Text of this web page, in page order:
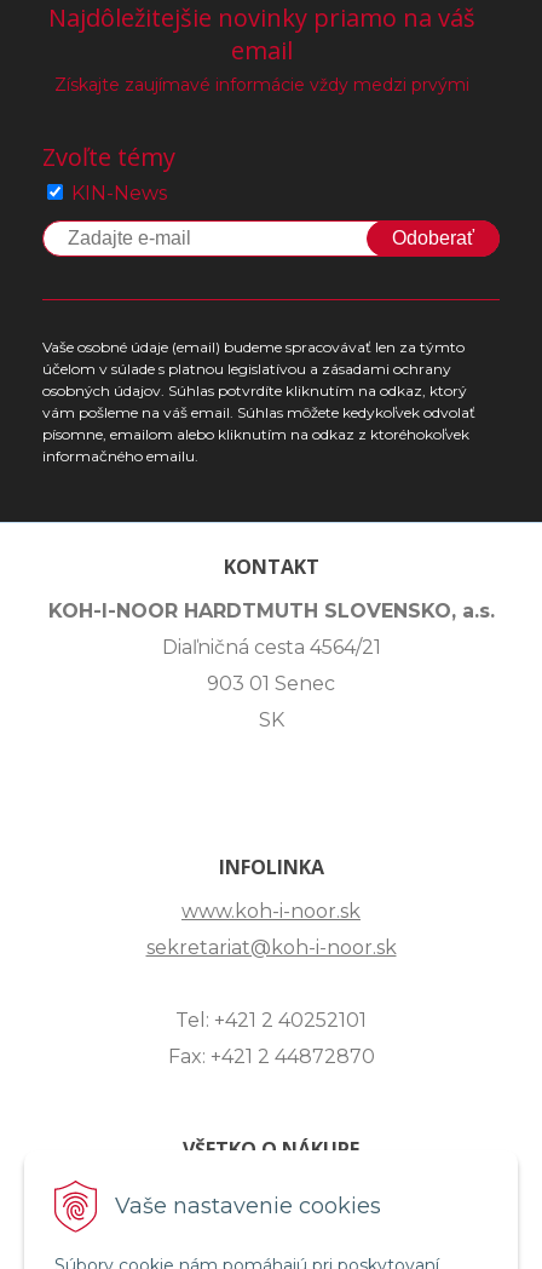
Vaše nastavenie cookies
Najdôležitejšie novinky priamo na váš
email
Získajte zaujímavé informácie vždy medzi prvými
Zvoľte témy
KIN-News
Odoberať
Vaše osobné údaje (email) budeme spracovávať len za týmto
účelom v súlade s platnou legislatívou a zásadami ochrany
osobných údajov. Súhlas potvrdíte kliknutím na odkaz, ktorý
vám pošleme na váš email. Súhlas môžete kedykoľvek odvolať
písomne, emailom alebo kliknutím na odkaz z ktoréhokoľvek
informačného emailu.
KONTAKT
KOH-I-NOOR HARDTMUTH SLOVENSKO, a.s.
Diaľničná cesta 4564/21
903 01 Senec
SK
INFOLINKA
www.koh-i-noor.sk
sekretariat@koh-i-noor.sk
Tel: +421 2 40252101
Fax: +421 2 44872870
VŠETKO O NÁKUPE
ZASLANIE OTÁZKY